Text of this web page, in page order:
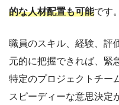
的な人材配置も可能です。
職員のスキル、経験、評
元的に把握できれば、緊
特定のプロジェクトチー
スピーディーな意思決定